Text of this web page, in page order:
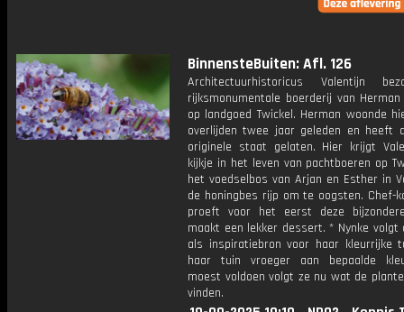
BinnensteBuiten: Afl. 126
Architectuurhistoricus Valentijn
rijksmonumentale boerderij van
op landgoed Twickel. Herman woonde
overlijden twee jaar geleden en heeft
originele staat gelaten. Hier krijgt
kijkje in het leven van pachtboeren op
het voedselbos van Arjan en Esther in
de honingbes rijp om te oogsten. Chef-
proeft voor het eerst deze
maakt een lekker dessert. * Nynke volgt
als inspiratiebron voor haar kleurrijke
haar tuin vroeger aan bepaalde
moest voldoen volgt ze nu wat de
vinden.